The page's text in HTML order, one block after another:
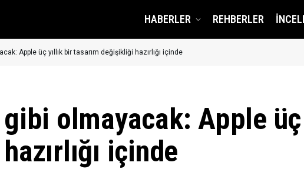
HABERLER REHBERLER
Apple üç yıllık bir tasarım değişikliği hazırlığı içinde
olmayacak: Apple üç
içinde